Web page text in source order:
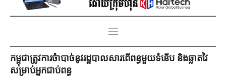
កម្ពុជាត្រូវការចំាបាច់នូវរដ្ឋបាលសារពើពន្ធមួយទំនើប និងឆ្លាតវៃ
សម្រាប់អ្នកជាប់ពន្ធ